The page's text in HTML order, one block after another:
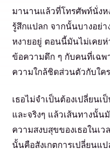
มานานแล้วที่โทรศัพท์นั่งห
รู้สึกแปลก จากนั้นบางอย่
หงายอยู่ ตอนนี้มันไม่เคย
ข้อความดึก ๆ กับคนที่เฉ
ความใกล้ชิดส่วนตัวกับใค
เธอไม่จำเป็นต้องเปลี่ยน
และจริงๆ แล้วเส้นทางนั้
ความสงบสุขของเธอในเ
นั้นคือสังเกตการเปลี่ยนแ